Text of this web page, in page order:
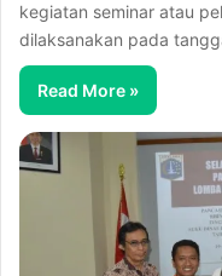
kegiatan seminar atau
dilaksanakan pada
Read More »